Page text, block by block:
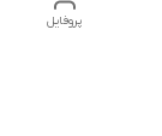
پروفایل